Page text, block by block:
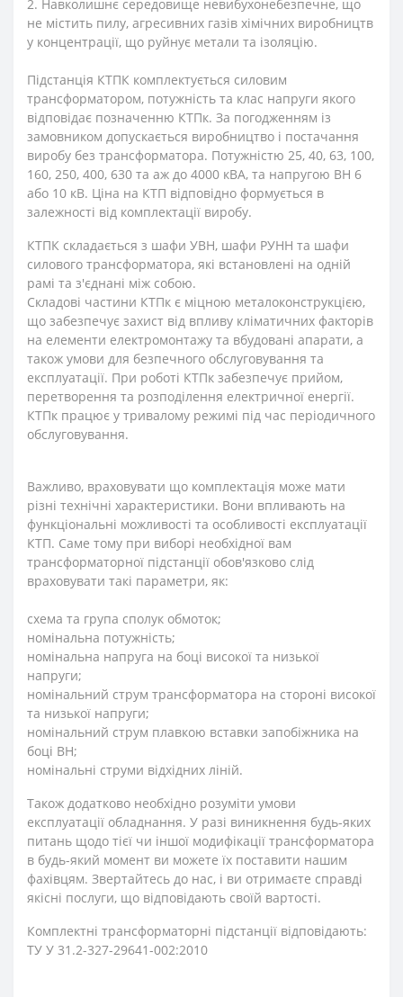
2. Навколишнє середовище невибухонебезпечне, що
не містить пилу, агресивних газів хімічних виробництв
у концентрації, що руйнує метали та ізоляцію.
Підстанція КТПК комплектується силовим
трансформатором, потужність та клас напруги якого
відповідає позначенню КТПк. За погодженням із
замовником допускається виробництво і постачання
виробу без трансформатора. Потужністю 25, 40, 63, 100,
160, 250, 400, 630 та аж до 4000 кВА, та напругою ВН 6
або 10 кВ. Ціна на КТП відповідно формується в
залежності від комплектації виробу.
КТПК складається з шафи УВН, шафи РУНН та шафи
силового трансформатора, які встановлені на одній
рамі та з'єднані між собою.
Складові частини КТПк є міцною металоконструкцією,
що забезпечує захист від впливу кліматичних факторів
на елементи електромонтажу та вбудовані апарати, а
також умови для безпечного обслуговування та
експлуатації. При роботі КТПк забезпечує прийом,
перетворення та розподілення електричної енергії.
КТПк працює у тривалому режимі під час періодичного
обслуговування.
Важливо, враховувати що комплектація може мати
різні технічні характеристики. Вони впливають на
функціональні можливості та особливості експлуатації
КТП. Саме тому при виборі необхідної вам
трансформаторної підстанції обов'язково слід
враховувати такі параметри, як:
схема та група сполук обмоток;
номінальна потужність;
номінальна напруга на боці високої та низької
напруги;
номінальний струм трансформатора на стороні високої
та низької напруги;
номінальний струм плавкою вставки запобіжника на
боці ВН;
номінальні струми відхідних ліній.
Також додатково необхідно розуміти умови
експлуатації обладнання. У разі виникнення будь-яких
питань щодо тієї чи іншої модифікації трансформатора
в будь-який момент ви можете їх поставити нашим
фахівцям. Звертайтесь до нас, і ви отримаєте справді
якісні послуги, що відповідають своїй вартості.
Комплектні трансформаторні підстанції відповідають:
ТУ У 31.2-327-29641-002:2010